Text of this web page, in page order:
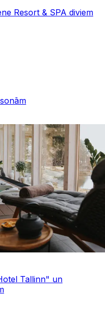
Resort & SPA diviem
Tallinn" un